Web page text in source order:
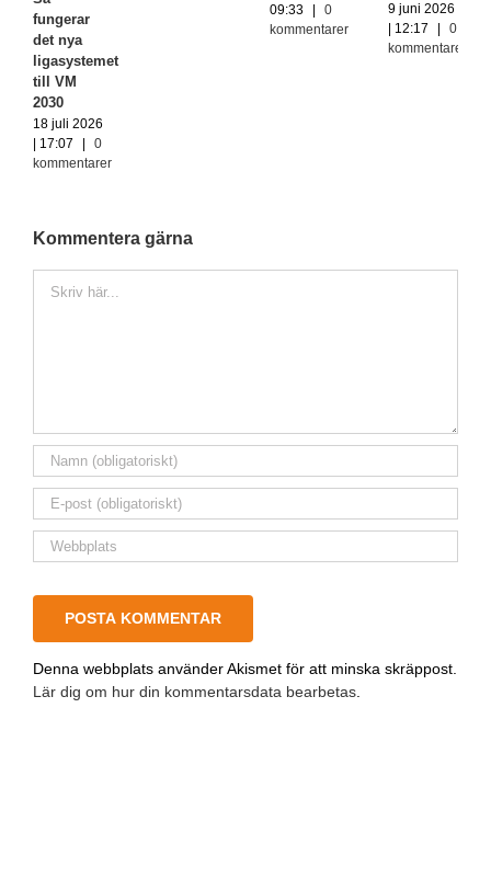
fungerar
det nya
ligasystemet
till VM
2030
18 juli 2026
| 17:07
0
kommentarer
09:33
0
kommentarer
9 juni 2026
| 12:17
0
kommentarer
Kommentera gärna
Denna webbplats använder Akismet för att minska skräppost.
Lär dig om hur din kommentarsdata bearbetas.